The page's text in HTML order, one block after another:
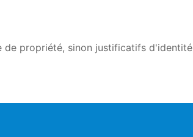
de propriété, sinon justificatifs d'identité